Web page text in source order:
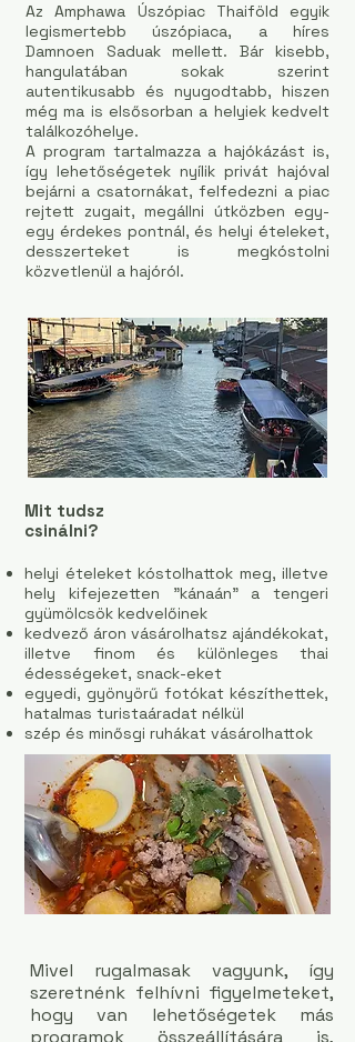
Az Amphawa Úszópiac Thaiföld egyik
legismertebb úszópiaca, a híres
Damnoen Saduak mellett. Bár kisebb,
hangulatában sokak szerint
autentikusabb és nyugodtabb, hiszen
még ma is elsősorban a helyiek kedvelt
találkozóhelye.
A program tartalmazza a hajókázást is,
így lehetőségetek nyílik privát hajóval
bejárni a csatornákat, felfedezni a piac
rejtett zugait, megállni útközben egy-
egy érdekes pontnál, és helyi ételeket,
desszerteket is megkóstolni
közvetlenül a hajóról.
Mit tudsz
csinálni?
helyi ételeket kóstolhattok meg, illetve
hely kifejezetten "kánaán" a tengeri
gyümölcsök kedvelőinek
kedvező áron vásárolhatsz ajándékokat,
illetve finom és különleges thai
édességeket, snack-eket
egyedi, gyönyörű fotókat készíthettek,
hatalmas turistaáradat nélkül
szép és minősgi ruhákat vásárolhattok
Mivel rugalmasak vagyunk, így
szeretnénk felhívni figyelmeteket,
hogy van lehetőségetek más
programok összeállítására is,